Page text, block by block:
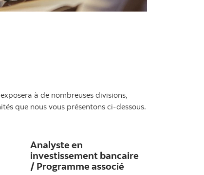
à de nombreuses divisions,
que nous vous présentons ci-dessous.
Analyste en
investissement bancaire
/ Programme associé